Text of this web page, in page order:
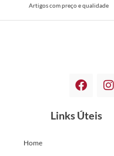
Artigos com preço e qualidade
Links Úteis
Home